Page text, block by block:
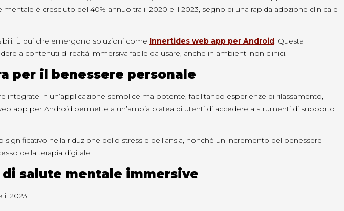
è cresciuto del 40% annuo tra il 2020 e il 2023, segno di una rapida adozione clinica e
È qui che emergono soluzioni come Innertides web app per Android . Questa
a contenuti di realtà immersiva facile da usare, anche in ambienti non clinici.
per il benessere personale
in un’applicazione semplice ma potente, facilitando esperienze di rilassamento,
app per Android permette a un’ampia platea di utenti di accedere a strumenti di supporto
nella riduzione dello stress e dell’ansia, nonché un incremento del benessere
della terapia digitale.
salute mentale immersive
il 2023: